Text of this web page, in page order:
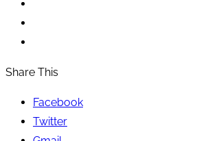
Share This
Facebook
Twitter